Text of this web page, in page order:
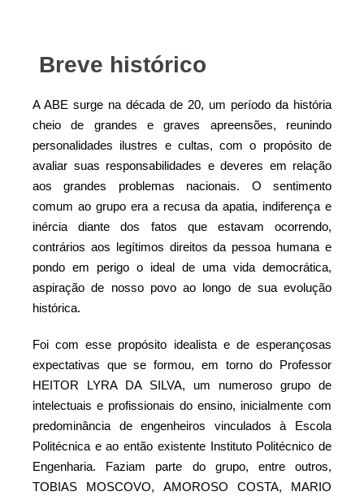
Breve histórico
A ABE surge na década de 20, um período da história
cheio de grandes e graves apreensões, reunindo
personalidades ilustres e cultas, com o propósito de
avaliar suas responsabilidades e deveres em relação
aos grandes problemas nacionais. O sentimento
comum ao grupo era a recusa da apatia, indiferença e
inércia diante dos fatos que estavam ocorrendo,
contrários aos legítimos direitos da pessoa humana e
pondo em perigo o ideal de uma vida democrática,
aspiração de nosso povo ao longo de sua evolução
histórica.
Foi com esse propósito idealista e de esperançosas
expectativas que se formou, em torno do Professor
HEITOR LYRA DA SILVA, um numeroso grupo de
intelectuais e profissionais do ensino, inicialmente com
predominância de engenheiros vinculados à Escola
Politécnica e ao então existente Instituto Politécnico de
Engenharia. Faziam parte do grupo, entre outros,
TOBIAS MOSCOVO, AMOROSO COSTA, MARIO